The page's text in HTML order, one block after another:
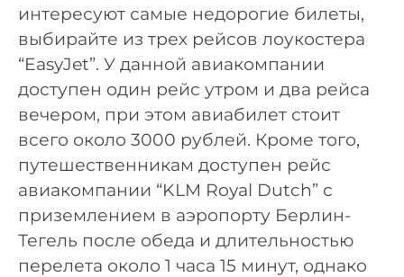
интересуют самые недорогие билеты,
выбирайте из трех рейсов лоукостера
“EasyJet”. У данной авиакомпании
доступен один рейс утром и два рейса
вечером, при этом авиабилет стоит
всего около 3000 рублей. Кроме того,
путешественникам доступен рейс
авиакомпании “KLM Royal Dutch” с
приземлением в аэропорту Берлин-
Тегель после обеда и длительностью
перелета около 1 часа 15 минут, однако